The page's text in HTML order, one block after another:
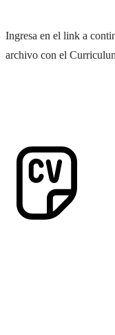
Ingresa en el link a
archivo con el